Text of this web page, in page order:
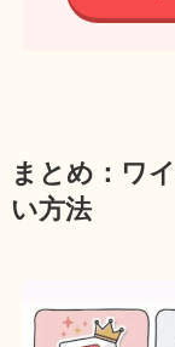
まとめ：ワ
い方法